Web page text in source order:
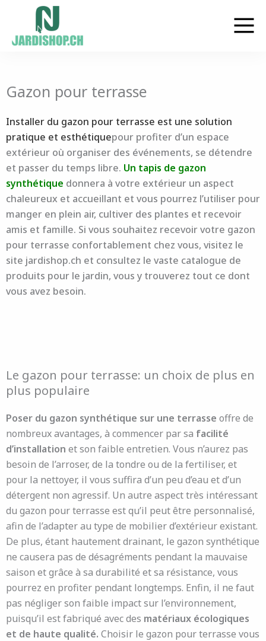
contenu
Gazon pour terrasse
Installer du gazon pour terrasse est une solution
pratique et esthétiquepour profiter d’un espace
extérieur où organiser des événements, se détendre
et passer du temps libre. Un tapis de gazon
synthétique donnera à votre extérieur un aspect
chaleureux et accueillant et vous pourrez l’utiliser pour
manger en plein air, cultiver des plantes et recevoir
amis et famille. Si vous souhaitez recevoir votre gazon
pour terrasse confortablement chez vous, visitez le
site jardishop.ch et consultez le vaste catalogue de
produits pour le jardin, vous y trouverez tout ce dont
vous avez besoin.
Le gazon pour terrasse: un choix de plus en
plus populaire
Poser du gazon synthétique sur une terrasse offre de
nombreux avantages, à commencer par sa facilité
d’installation et son faible entretien. Vous n’aurez pas
besoin de l’arroser, de la tondre ou de la fertiliser, et
pour la nettoyer, il vous suffira d’un peu d’eau et d’un
détergent non agressif. Un autre aspect très intéressant
du gazon pour terrasse est qu’il peut être personnalisé,
afin de l’adapter au type de mobilier d’extérieur existant.
De plus, étant hautement drainant, le gazon synthétique
ne causera pas de désagréments pendant la mauvaise
saison et grâce à sa durabilité et sa résistance, vous
pourrez en profiter pendant longtemps. Enfin, il ne faut
pas négliger son faible impact sur l’environnement,
puisqu’il est fabriqué avec des matériaux écologiques
et de haute qualité. Choisir le gazon pour terrasse vous